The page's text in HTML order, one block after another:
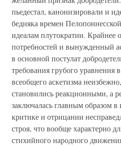
пьедестал, канонизировали и
бедняка времен
идеалам плутократии. Крайнее
потребностей и вынужденный
в основной постулат
требования грубого уравнения
всеобщего аскетизма
становились реакционными, а
заключалась главным образом
критике и отрицании
строя, что вообще характерно
стихийного народного